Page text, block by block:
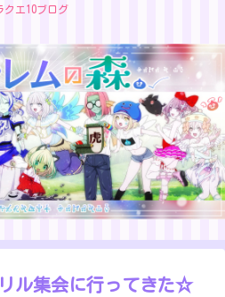
クエ10ブログ
ル集会に行ってきた☆